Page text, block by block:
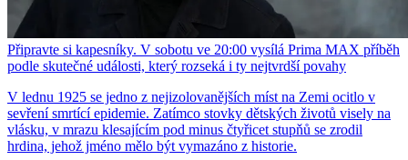
Připravte si kapesníky. V sobotu ve 20:00 vysílá Prima MAX příběh
podle skutečné události, který rozseká i ty nejtvrdší povahy
V lednu 1925 se jedno z nejizolovanějších míst na Zemi ocitlo v
sevření smrtící epidemie. Zatímco stovky dětských životů visely na
vlásku, v mrazu klesajícím pod minus čtyřicet stupňů se zrodil
hrdina, jehož jméno mělo být vymazáno z historie.